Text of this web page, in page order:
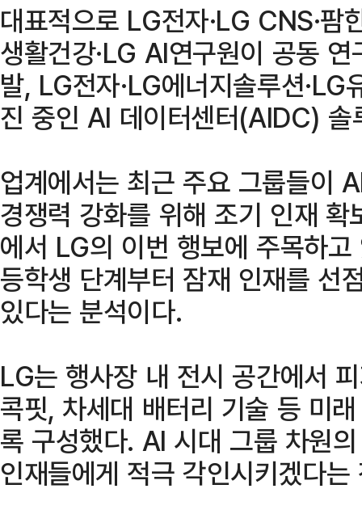
대표적으로 LG전자·LG CNS·
생활건강·LG AI연구원이 공동
발, LG전자·LG에너지솔루션
진 중인 AI 데이터센터(AIDC) 솔
업계에서는 최근 주요 그룹들이
경쟁력 강화를 위해 조기 인재
에서 LG의 이번 행보에 주목하
등학생 단계부터 잠재 인재를 선
있다는 분석이다.
LG는 행사장 내 전시 공간에서
콕핏, 차세대 배터리 기술 등 미
록 구성했다. AI 시대 그룹 차원
인재들에게 적극 각인시키겠다